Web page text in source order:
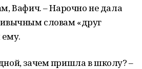
Вафич. – Нарочно не дала
словам «друг
зачем пришла в школу? –